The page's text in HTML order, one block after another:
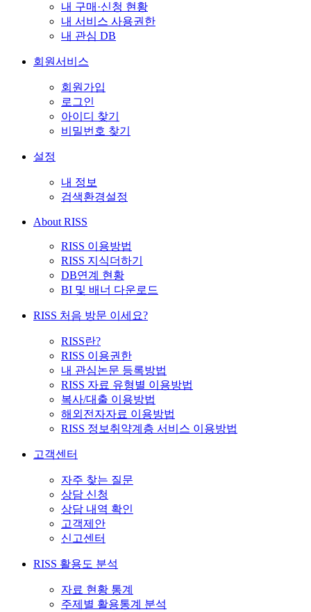
내 구매·신청 현황
내 서비스 사용권한
내 관심 DB
회원서비스
회원가입
로그인
아이디 찾기
비밀번호 찾기
설정
내 정보
검색환경설정
About RISS
RISS 이용방법
RISS 지식더하기
DB연계 현황
BI 및 배너 다운로드
RISS 처음 방문 이세요?
RISS란?
RISS 이용권한
내 관심논문 등록방법
RISS 자료 유형별 이용방법
복사/대출 이용방법
해외전자자료 이용방법
RISS 정보취약계층 서비스 이용방법
고객센터
자주 찾는 질문
상담 신청
상담 내역 확인
고객제안
신고센터
RISS 활용도 분석
자료 현황 통계
주제별 활용통계 분석